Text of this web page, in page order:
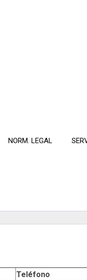
NORM. LEGAL
Teléfono